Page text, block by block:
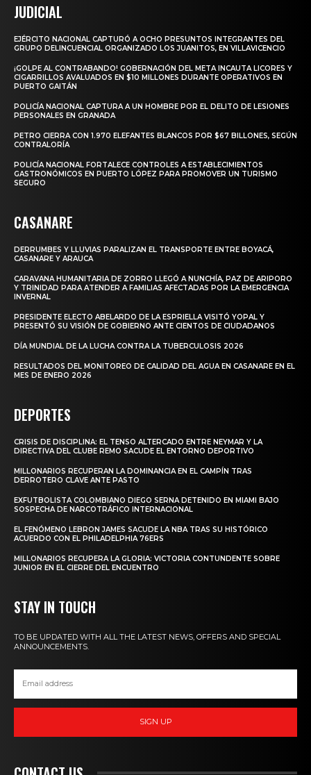
JUDICIAL
EJÉRCITO NACIONAL CAPTURÓ A OCHO PRESUNTOS INTEGRANTES DEL
GRUPO DELINCUENCIAL ORGANIZADO LOS JUANITOS, EN VILLAVICENCIO
¡GOLPE AL CONTRABANDO! GOBERNACIÓN DEL META INCAUTA LICORES Y
CIGARRILLOS AVALUADOS EN $10 MILLONES DURANTE OPERATIVOS EN
PUERTO GAITÁN
POLICÍA NACIONAL CAPTURA A UN HOMBRE POR EL DELITO DE LESIONES
PERSONALES EN GRANADA
PETRO CIERRA CON 1.970 ELEFANTES BLANCOS POR $67 BILLONES, SEGÚN
CONTRALORÍA
POLICÍA NACIONAL FORTALECE CONTROLES A ESTABLECIMIENTOS
GASTRONÓMICOS EN PUERTO LÓPEZ PARA PROMOVER UN TURISMO
SEGURO
CASANARE
DERRUMBES Y LLUVIAS PARALIZAN EL TRANSPORTE ENTRE BOYACÁ,
CASANARE Y ARAUCA
CARAVANA HUMANITARIA DE ZORRO LLEGÓ A NUNCHÍA, PAZ DE ARIPORO
Y TRINIDAD PARA ATENDER A FAMILIAS AFECTADAS POR LA EMERGENCIA
INVERNAL
PRESIDENTE ELECTO ABELARDO DE LA ESPRIELLA VISITÓ YOPAL Y
PRESENTÓ SU VISIÓN DE GOBIERNO ANTE CIENTOS DE CIUDADANOS
DÍA MUNDIAL DE LA LUCHA CONTRA LA TUBERCULOSIS 2026
RESULTADOS DEL MONITOREO DE CALIDAD DEL AGUA EN CASANARE EN EL
MES DE ENERO 2026
DEPORTES
CRISIS DE DISCIPLINA: EL TENSO ALTERCADO ENTRE NEYMAR Y LA
DIRECTIVA DEL CLUBE REMO SACUDE EL ENTORNO DEPORTIVO
MILLONARIOS RECUPERAN LA DOMINANCIA EN EL CAMPÍN TRAS
DERROTERO CLAVE ANTE PASTO
EXFUTBOLISTA COLOMBIANO DIEGO SERNA DETENIDO EN MIAMI BAJO
SOSPECHA DE NARCOTRÁFICO INTERNACIONAL
EL FENÓMENO LEBRON JAMES SACUDE LA NBA TRAS SU HISTÓRICO
ACUERDO CON EL PHILADELPHIA 76ERS
MILLONARIOS RECUPERA LA GLORIA: VICTORIA CONTUNDENTE SOBRE
JUNIOR EN EL CIERRE DEL ENCUENTRO
STAY IN TOUCH
TO BE UPDATED WITH ALL THE LATEST NEWS, OFFERS AND SPECIAL
ANNOUNCEMENTS.
SIGN UP